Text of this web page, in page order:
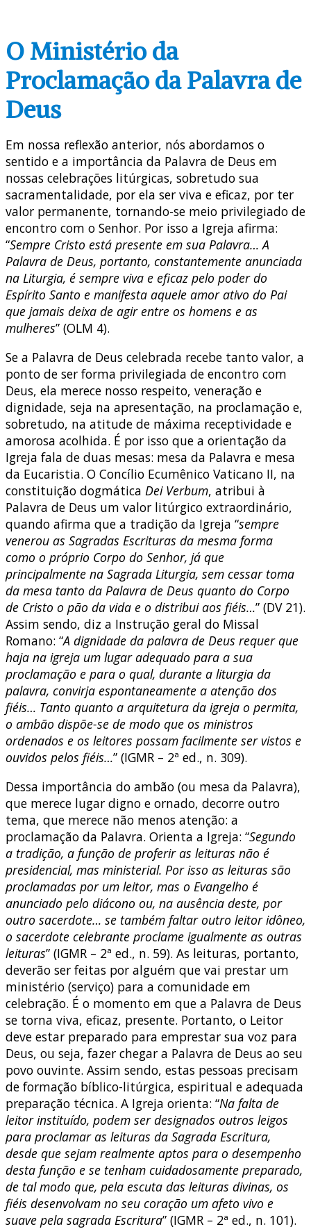
O Ministério da
Proclamação da Palavra de
Deus
Em nossa reflexão anterior, nós abordamos o
sentido e a importância da Palavra de Deus em
nossas celebrações litúrgicas, sobretudo sua
sacramentalidade, por ela ser viva e eficaz, por ter
valor permanente, tornando-se meio privilegiado de
encontro com o Senhor. Por isso a Igreja afirma:
“Sempre Cristo está presente em sua Palavra… A
Palavra de Deus, portanto, constantemente anunciada
na Liturgia, é sempre viva e eficaz pelo poder do
Espírito Santo e manifesta aquele amor ativo do Pai
que jamais deixa de agir entre os homens e as
mulheres” (OLM 4).
Se a Palavra de Deus celebrada recebe tanto valor, a
ponto de ser forma privilegiada de encontro com
Deus, ela merece nosso respeito, veneração e
dignidade, seja na apresentação, na proclamação e,
sobretudo, na atitude de máxima receptividade e
amorosa acolhida. É por isso que a orientação da
Igreja fala de duas mesas: mesa da Palavra e mesa
da Eucaristia. O Concílio Ecumênico Vaticano II, na
constituição dogmática Dei Verbum, atribui à
Palavra de Deus um valor litúrgico extraordinário,
quando afirma que a tradição da Igreja “sempre
venerou as Sagradas Escrituras da mesma forma
como o próprio Corpo do Senhor, já que
principalmente na Sagrada Liturgia, sem cessar toma
da mesa tanto da Palavra de Deus quanto do Corpo
de Cristo o pão da vida e o distribui aos fiéis…” (DV 21).
Assim sendo, diz a Instrução geral do Missal
Romano: “A dignidade da palavra de Deus requer que
haja na igreja um lugar adequado para a sua
proclamação e para o qual, durante a liturgia da
palavra, convirja espontaneamente a atenção dos
fiéis… Tanto quanto a arquitetura da igreja o permita,
o ambão dispõe-se de modo que os ministros
ordenados e os leitores possam facilmente ser vistos e
ouvidos pelos fiéis…” (IGMR – 2ª ed., n. 309).
Dessa importância do ambão (ou mesa da Palavra),
que merece lugar digno e ornado, decorre outro
tema, que merece não menos atenção: a
proclamação da Palavra. Orienta a Igreja: “Segundo
a tradição, a função de proferir as leituras não é
presidencial, mas ministerial. Por isso as leituras são
proclamadas por um leitor, mas o Evangelho é
anunciado pelo diácono ou, na ausência deste, por
outro sacerdote… se também faltar outro leitor idôneo,
o sacerdote celebrante proclame igualmente as outras
leituras” (IGMR – 2ª ed., n. 59). As leituras, portanto,
deverão ser feitas por alguém que vai prestar um
ministério (serviço) para a comunidade em
celebração. É o momento em que a Palavra de Deus
se torna viva, eficaz, presente. Portanto, o Leitor
deve estar preparado para emprestar sua voz para
Deus, ou seja, fazer chegar a Palavra de Deus ao seu
povo ouvinte. Assim sendo, estas pessoas precisam
de formação bíblico-litúrgica, espiritual e adequada
preparação técnica. A Igreja orienta: “Na falta de
leitor instituído, podem ser designados outros leigos
para proclamar as leituras da Sagrada Escritura,
desde que sejam realmente aptos para o desempenho
desta função e se tenham cuidadosamente preparado,
de tal modo que, pela escuta das leituras divinas, os
fiéis desenvolvam no seu coração um afeto vivo e
suave pela sagrada Escritura” (IGMR – 2ª ed., n. 101).